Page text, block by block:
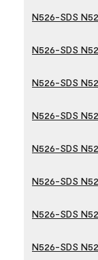
N526-SDS
N526-SDS
N526-SDS
N526-SDS
N526-SDS
N526-SDS
N526-SDS
N526-SDS